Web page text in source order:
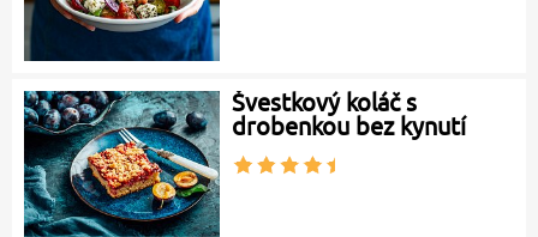
Švestkový koláč s
drobenkou bez kynutí